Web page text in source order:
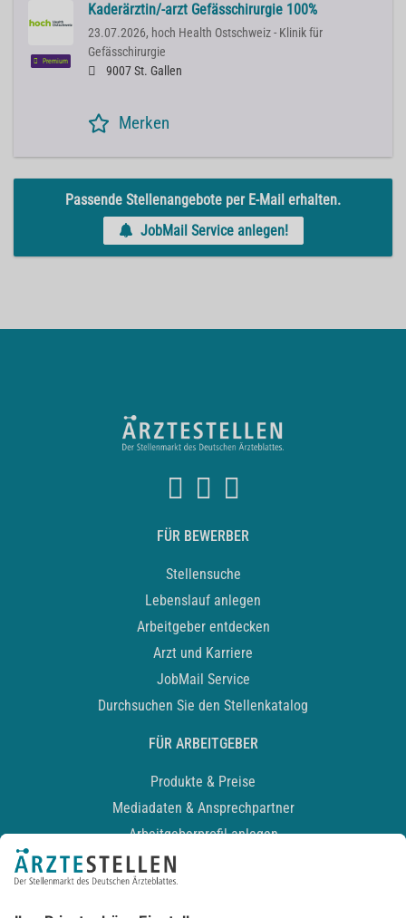
Premium
Kaderärztin/-arzt Gefässchirurgie 100%
23.07.2026, hoch Health Ostschweiz - Klinik für
Gefässchirurgie
9007 St. Gallen
Merken
Passende Stellenangebote per E-Mail erhalten.
JobMail Service anlegen!
FÜR BEWERBER
Stellensuche
Lebenslauf anlegen
Arbeitgeber entdecken
Arzt und Karriere
JobMail Service
Durchsuchen Sie den Stellenkatalog
FÜR ARBEITGEBER
Produkte & Preise
Mediadaten & Ansprechpartner
Arbeitgeberprofil anlegen
Recruiting-Podcast